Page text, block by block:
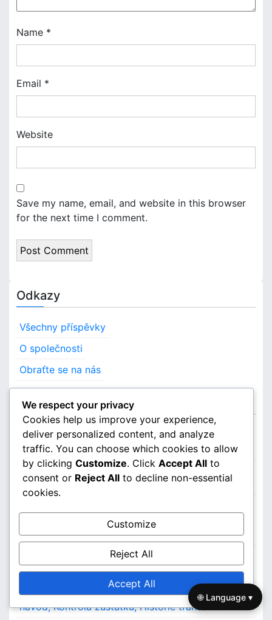
o
n
Name *
Email *
Website
Save my name, email, and website in this browser
for the next time I comment.
Odkazy
Všechny příspěvky
O společnosti
Obraťte se na nás
Nejnovější příspěvky
Elden Ring Přístup k PlayStation Store: Regionální
dostupnost, Nastavení účtu, Zadání kódu
Elden Ring Exkluzivní obsah pro Xbox: Proces
uplatnění, Způsobilost, Typy obsahu
Krokové pokyny, Potvrzení o nákupu, Podrobnosti
o aktivaci
Správa obsahu DLC Elden Ring: Proces stahování,
Kontroly instalace, Aktualizace
Elden Ring Xbox Peněženka Vykoupení: Podrobný
návod, Kontrola zůstatku, Historie transakcí
We respect your privacy
Cookies help us improve your experience,
deliver personalized content, and analyze
traffic. You can choose which cookies to allow
by clicking Customize. Click Accept All to
consent or Reject All to decline non-essential
cookies.
Customize
Reject All
Accept All
🌐 Language ▾